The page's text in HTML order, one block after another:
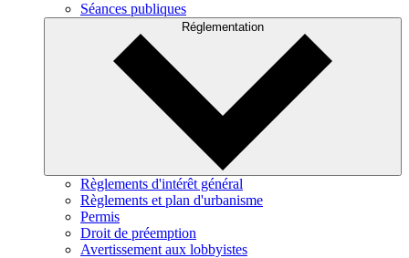
Séances publiques
Réglementation
Règlements d'intérêt général
Règlements et plan d'urbanisme
Permis
Droit de préemption
Avertissement aux lobbyistes